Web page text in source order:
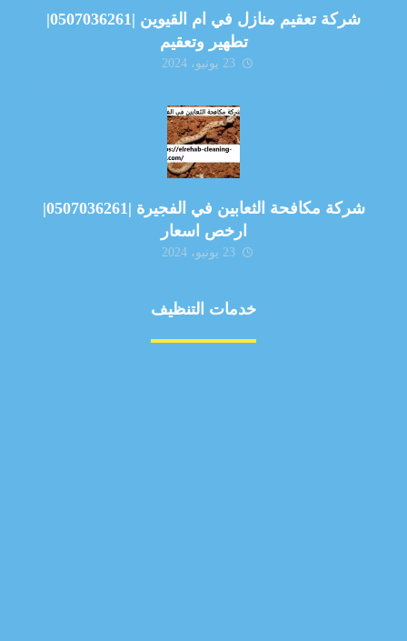
شركة تعقيم منازل في ام القيوين |0507036261|
تطهير وتعقيم
23 يونيو، 2024
شركة مكافحة الثعابين في الفجيرة |0507036261|
ارخص اسعار
23 يونيو، 2024
خدمات التنظيف